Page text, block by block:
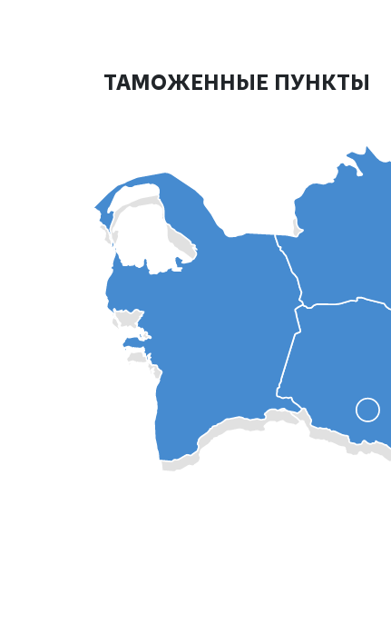
ТАМОЖЕННЫЕ ПУНКТЫ